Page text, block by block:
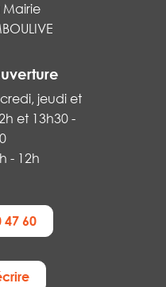
Mairie
jeudi et
et 13h30 -
- 12h
47 60